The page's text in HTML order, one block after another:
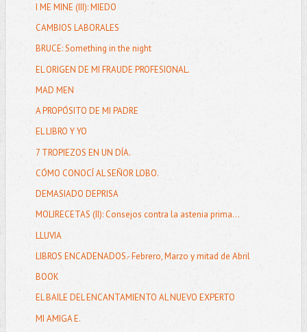
I ME MINE (III): MIEDO
CAMBIOS LABORALES
BRUCE: Something in the night
EL ORIGEN DE MI FRAUDE PROFESIONAL.
MAD MEN
A PROPÓSITO DE MI PADRE
EL LIBRO Y YO
7 TROPIEZOS EN UN DÍA.
CÓMO CONOCÍ AL SEÑOR LOBO.
DEMASIADO DEPRISA
MOLIRECETAS (II): Consejos contra la astenia prima...
LLUVIA
LIBROS ENCADENADOS.- Febrero, Marzo y mitad de Abril
BOOK
EL BAILE DEL ENCANTAMIENTO AL NUEVO EXPERTO
MI AMIGA E.